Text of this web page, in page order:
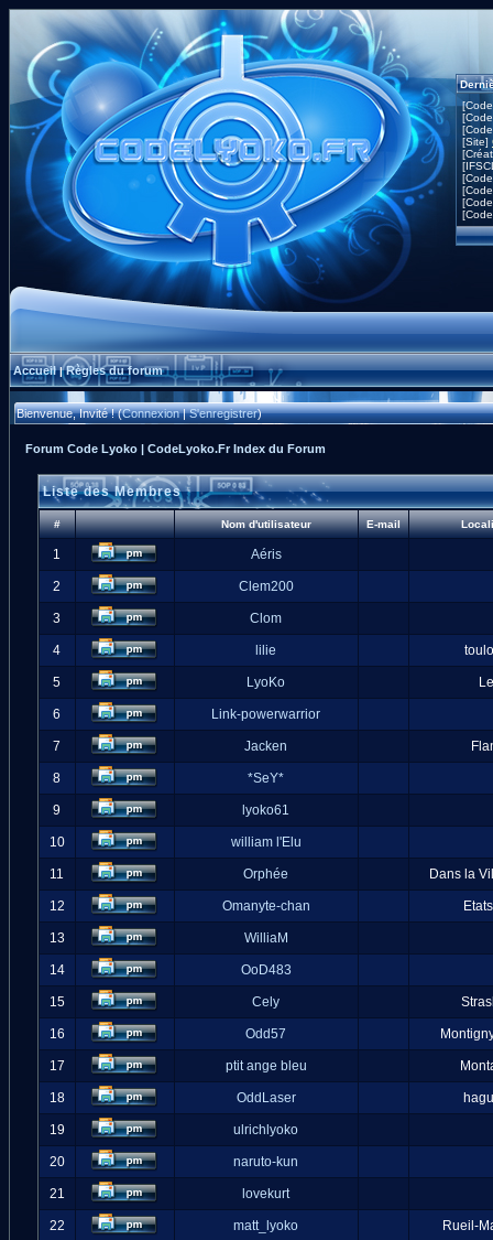
[Site]
Accueil|Règles du forum
Bienvenue, Invité ! (Connexion|S'enregistrer)
Forum Code Lyoko | CodeLyoko.Fr Index du Forum
Liste des Membres
# Nom d'utilisateur E-mail
1 Aéris
2 Clem200
3 Clom
4 lilie
5 LyoKo
6 Link-powerwarrior
7 Jacken
8 *SeY*
9 lyoko61
10 william l'Elu
11 Orphée Dans la
12 Omanyte-chan
13 WilliaM
14 OoD483
15 Cely
16 Odd57
17 ptit ange bleu
18 OddLaser
19 ulrichlyoko
20 naruto-kun
21 lovekurt
22 matt_lyoko Rueil-